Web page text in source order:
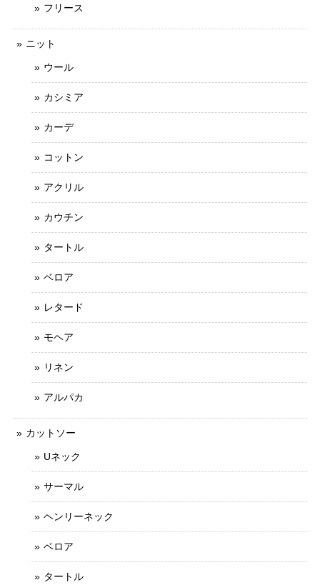
フリース
ニット
ウール
カシミア
カーデ
コットン
アクリル
カウチン
タートル
ベロア
レタード
モヘア
リネン
アルパカ
カットソー
Uネック
サーマル
ヘンリーネック
ベロア
タートル